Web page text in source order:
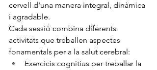
cervell d'una manera integral, dinàmica
i agradable.
Cada sessió combina diferents
activitats que treballen aspectes
fonamentals per a la salut cerebral:
Exercicis cognitius per treballar la